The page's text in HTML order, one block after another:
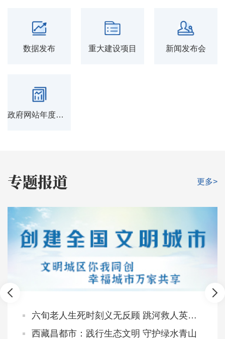
数据发布 重大建设项目 新闻发布会
政府网站年度报表
专题报道 更多>
六旬老人生死时刻义无反顾 跳河救人英勇牺牲
西藏昌都市：践行生态文明 守护绿水青山